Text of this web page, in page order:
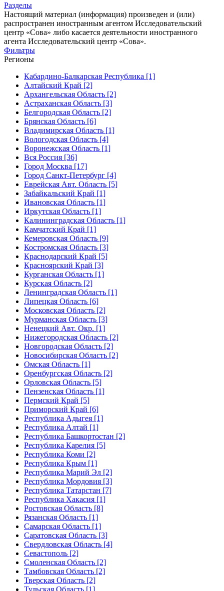
Разделы
Настоящий материал (информация) произведен и (или)
распространен иностранным агентом Исследовательский
центр «Сова» либо касается деятельности иностранного
агента Исследовательский центр «Сова».
Фильтры
Регионы
Кабардино-Балкарская Республика [1]
Алтайский Край [2]
Архангельская Область [2]
Астраханская Область [3]
Белгородская Область [2]
Брянская Область [6]
Владимирская Область [1]
Вологодская Область [4]
Воронежская Область [1]
Вся Россия [36]
Город Москва [17]
Город Санкт-Петербург [4]
Еврейская Авт. Область [5]
Забайкальский Край [1]
Ивановская Область [1]
Иркутская Область [1]
Калининградская Область [1]
Камчатский Край [1]
Кемеровская Область [9]
Костромская Область [3]
Краснодарский Край [5]
Красноярский Край [3]
Курганская Область [1]
Курская Область [2]
Ленинградская Область [1]
Липецкая Область [6]
Московская Область [2]
Мурманская Область [3]
Ненецкий Авт. Окр. [1]
Нижегородская Область [2]
Новгородская Область [2]
Новосибирская Область [2]
Омская Область [1]
Оренбургская Область [2]
Орловская Область [5]
Пензенская Область [1]
Пермский Край [5]
Приморский Край [6]
Республика Адыгея [1]
Республика Алтай [1]
Республика Башкортостан [2]
Республика Карелия [5]
Республика Коми [2]
Республика Крым [1]
Республика Марий Эл [2]
Республика Мордовия [3]
Республика Татарстан [7]
Республика Хакасия [1]
Ростовская Область [8]
Рязанская Область [1]
Самарская Область [1]
Саратовская Область [3]
Свердловская Область [4]
Севастополь [2]
Смоленская Область [2]
Тамбовская Область [2]
Тверская Область [2]
Тульская Область [1]